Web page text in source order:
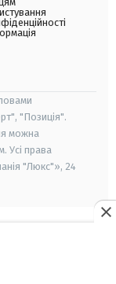
"Позиція".
можна
Усі права
"Люкс"», 24